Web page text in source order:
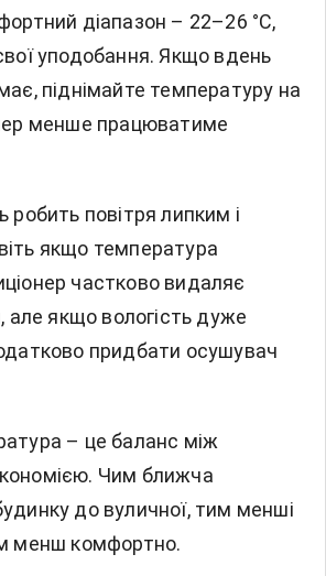
діапазон – 22–26 °C,
уподобання. Якщо вдень
піднімайте температуру на
менше працюватиме
робить повітря липким і
якщо температура
частково видаляє
але якщо вологість дуже
придбати осушувач
– це баланс між
Чим ближча
до вуличної, тим менші
менш комфортно.